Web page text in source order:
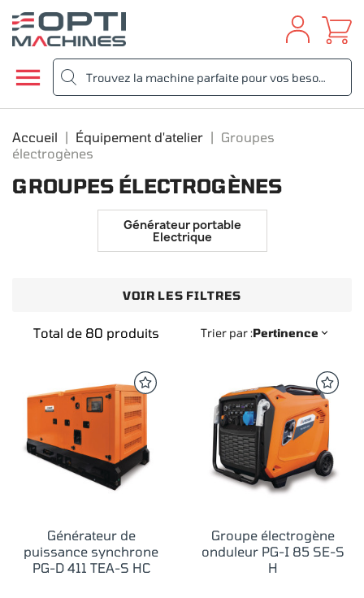

Accueil Équipement d'atelier
Groupes
électrogènes
GROUPES ÉLECTROGÈNES
Générateur portable
Electrique
VOIR LES FILTRES
Trier par :Pertinence 
Total de 80 produits
Générateur de
puissance synchrone
PG-D 411 TEA-S HC
Groupe électrogène
onduleur PG-I 85 SE-S
H